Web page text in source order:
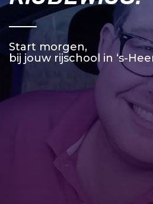
Start morgen,
bij jouw rijschool in ‘s-